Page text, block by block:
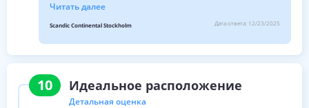
we will have the chance to welcome you back soon again!
Best regards, Tea Scandic Continental
Читать далее
Scandic Continental Stockholm Дата ответа: 12/23/2025
10 Идеальное расположение
Детальная оценка